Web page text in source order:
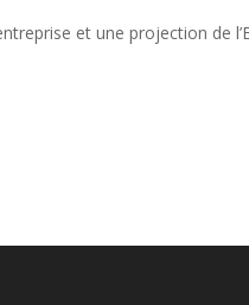
et une projection de